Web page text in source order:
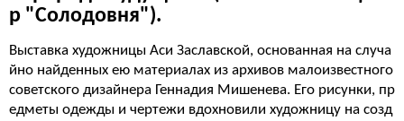
р "Солодовня").
Выставка художницы Аси Заславской, основанная на случа
йно найденных ею материалах из архивов малоизвестного
советского дизайнера Геннадия Мишенева. Его рисунки, пр
едметы одежды и чертежи вдохновили художницу на созд